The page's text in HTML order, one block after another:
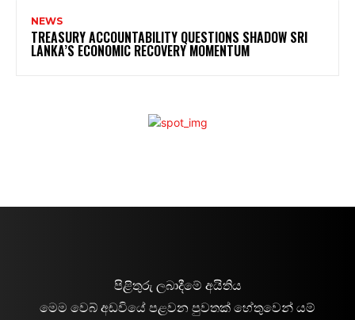
NEWS
TREASURY ACCOUNTABILITY QUESTIONS SHADOW SRI
LANKA’S ECONOMIC RECOVERY MOMENTUM
පිළිතුරු ලබාදීමේ අයිතිය
මෙම වෙබ් අඩවියේ පළවන පුවතක් හේතුවෙන් යම්